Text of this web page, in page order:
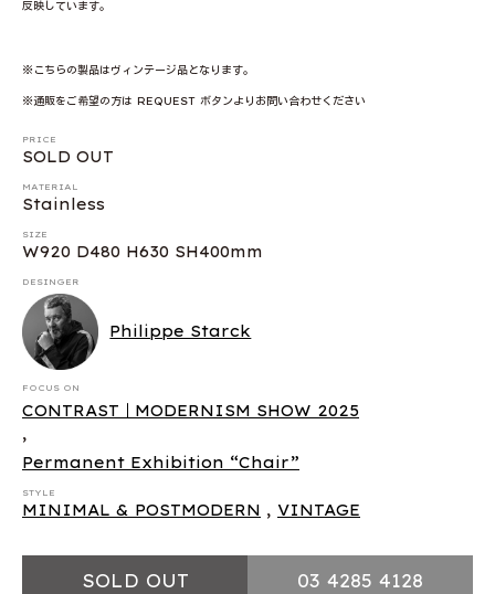
反映しています。
※こちらの製品はヴィンテージ品となります。
※通販をご希望の方は REQUEST ボタンよりお問い合わせください
PRICE
SOLD OUT
MATERIAL
Stainless
SIZE
W920 D480 H630 SH400mm
DESINGER
Philippe Starck
FOCUS ON
CONTRAST｜MODERNISM SHOW 2025
,
Permanent Exhibition “Chair”
STYLE
MINIMAL & POSTMODERN , VINTAGE
SOLD OUT 03 4285 4128